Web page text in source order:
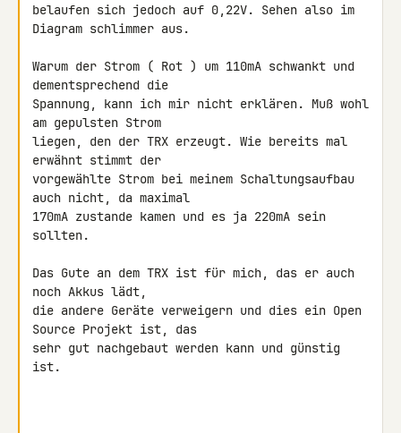
belaufen sich jedoch auf 0,22V. Sehen also im
Diagram schlimmer aus.
Warum der Strom ( Rot ) um 110mA schwankt und
dementsprechend die
Spannung, kann ich mir nicht erklären. Muß wohl
am gepulsten Strom
liegen, den der TRX erzeugt. Wie bereits mal
erwähnt stimmt der
vorgewählte Strom bei meinem Schaltungsaufbau
auch nicht, da maximal
170mA zustande kamen und es ja 220mA sein
sollten.
Das Gute an dem TRX ist für mich, das er auch
noch Akkus lädt,
die andere Geräte verweigern und dies ein Open
Source Projekt ist, das
sehr gut nachgebaut werden kann und günstig
ist.